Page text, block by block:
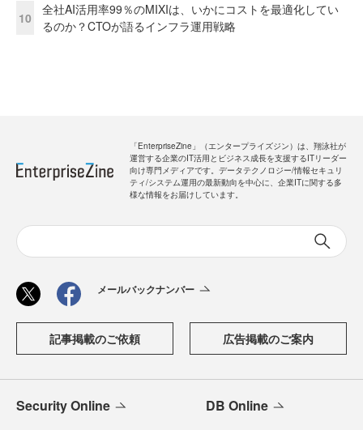
10
全社AI活用率99％のMIXIは、いかにコストを最適化してい
るのか？CTOが語るインフラ運用戦略
「EnterpriseZine」（エンタープライズジン）は、翔泳社が
運営する企業のIT活用とビジネス成長を支援するITリーダー
向け専門メディアです。データテクノロジー/情報セキュリ
ティ/システム運用の最新動向を中心に、企業ITに関する多
様な情報をお届けしています。
メールバックナンバー
記事掲載のご依頼 広告掲載のご案内
Security Online DB Online